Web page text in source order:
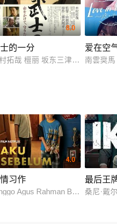
尼·罗兰 梅尔维尔·珀波 尼尔斯·
8.0
的一分
拓哉 檀丽 坂东三津五郎 笹野高
爱在空
南雲奨
莱昂
4.0
习作
Agus Rahman Bima Sena
最后王
桑尼·戴